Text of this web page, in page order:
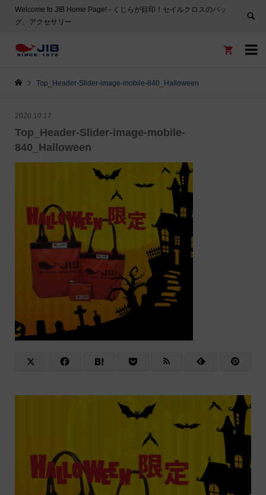
Welcome to JIB Home Page! ‐ くじらが目印！セイルクロスのバッ
グ、アクセサリー


Top_Header-Slider-image-mobile-840_Halloween
2020.10.17
Top_Header-Slider-image-mobile-
840_Halloween